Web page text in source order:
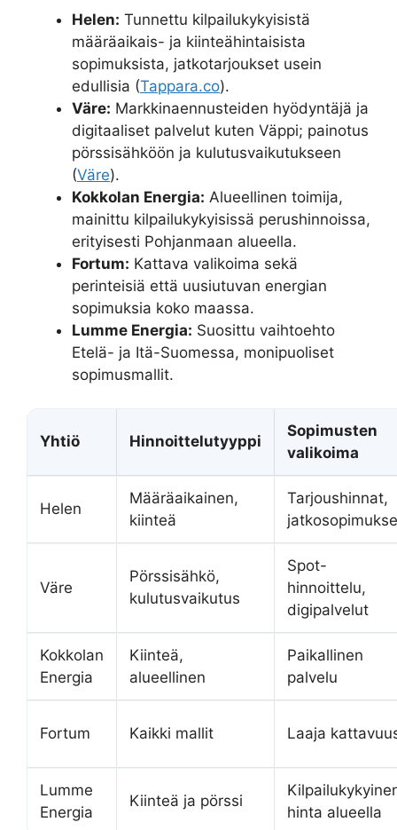
Helen: Tunnettu kilpailukykyisistä
määräaikais- ja kiinteähintaisista
sopimuksista, jatkotarjoukset usein
edullisia (Tappara.co).
Väre: Markkinaennusteiden hyödyntäjä ja
digitaaliset palvelut kuten Väppi; painotus
pörssisähköön ja kulutusvaikutukseen
(Väre).
Kokkolan Energia: Alueellinen toimija,
mainittu kilpailukykyisissä perushinnoissa,
erityisesti Pohjanmaan alueella.
Fortum: Kattava valikoima sekä
perinteisiä että uusiutuvan energian
sopimuksia koko maassa.
Lumme Energia: Suosittu vaihtoehto
Etelä- ja Itä-Suomessa, monipuoliset
sopimusmallit.
Yhtiö Hinnoittelutyyppi
Sopimusten
valikoima
Helen
Määräaikainen,
kiinteä
Tarjoushinnat,
Väre
Pörssisähkö,
kulutusvaikutus
Spot-
hinnoittelu,
digipalvelut
Kokkolan
Energia
Kiinteä,
alueellinen
Paikallinen
palvelu
Fortum Kaikki mallit Laaja
Lumme
Energia
Kiinteä ja pörssi
hinta alueella